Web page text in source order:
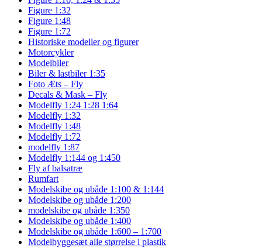
Figure 1:32
Figure 1:48
Figure 1:72
Historiske modeller og figurer
Motorcykler
Modelbiler
Biler & lastbiler 1:35
Foto Æts – Fly
Decals & Mask – Fly
Modelfly 1:24 1:28 1:64
Modelfly 1:32
Modelfly 1:48
Modelfly 1:72
modelfly 1:87
Modelfly 1:144 og 1:450
Fly af balsatræ
Rumfart
Modelskibe og ubåde 1:100 & 1:144
Modelskibe og ubåde 1:200
modelskibe og ubåde 1:350
Modelskibe og ubåde 1:400
Modelskibe og ubåde 1:600 – 1:700
Modelbyggesæt alle størrelse i plastik